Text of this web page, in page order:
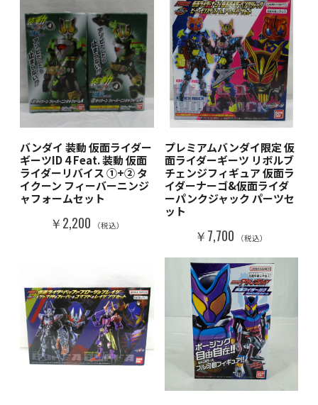
バンダイ 装動 仮面ライダー
ギーツID 4 Feat. 装動 仮面
ライダーリバイス ①+② タ
イクーン フィーバーニンジ
ャフォームセット
￥2,200 （税込）
プレミアムバンダイ限定 仮
面ライダーギーツ リボルブ
チェンジフィギュア 仮面ラ
イダーナーゴ&仮面ライダ
ーパンクジャック パーツセ
ット
￥7,700 （税込）